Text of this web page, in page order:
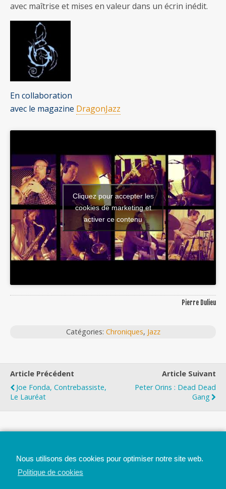
avec maîtrise et mises en valeur dans un écrin inédit.
En collaboration
avec le magazine DragonJazz
Cliquez pour accepter les
cookies de marketing et
activer ce contenu
Pierre Dulieu
Catégories: Chroniques, Jazz
Article Précédent
Joe Fonda, Contrebassiste,
Le Lauréat
Article Suivant
Peter Orins : Dead Dead
Gang
Nous utilisons des cookies pour optimiser notre site web.
Politique de cookies